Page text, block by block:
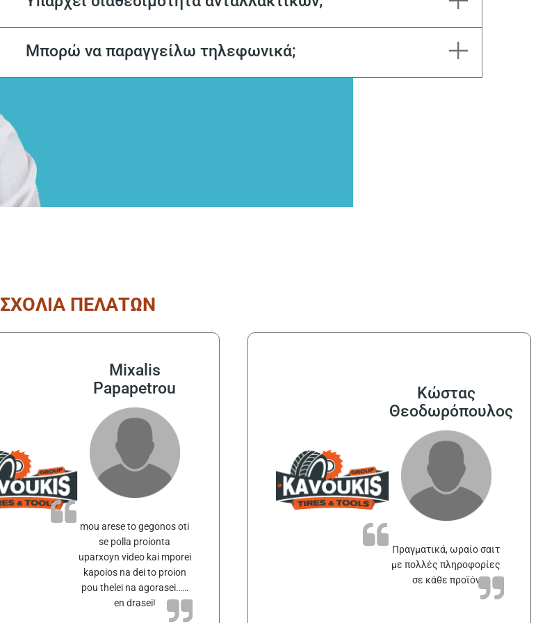
Μπορώ να παραγγείλω τηλεφωνικά;
ΣΧΟΛΙΑ ΠΕΛΑΤΩΝ
Mixalis
Papapetrou
mou arese to gegonos oti
se polla proionta
uparxoyn video kai mporei
kapoios na dei to proion
pou thelei na agorasei……
en drasei!
Κώστας
Θεοδωρόπουλος
Πραγματικά, ωραίο σαιτ
με πολλές πληροφορίες
σε κάθε προϊόν